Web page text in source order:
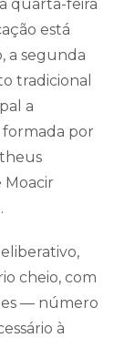
quarta-feira
está
a segunda
tradicional
a
formada por
cheio, com
— número
à